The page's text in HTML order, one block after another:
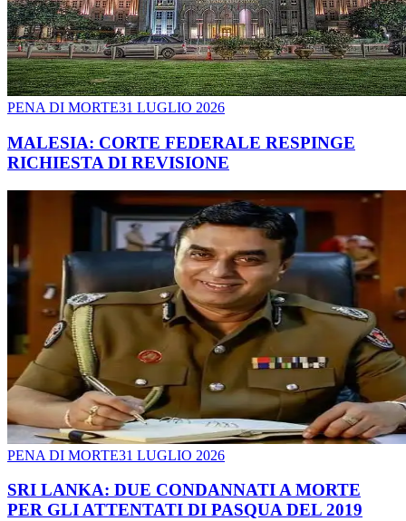
PENA DI MORTE31 LUGLIO 2026
MALESIA: CORTE FEDERALE RESPINGE
RICHIESTA DI REVISIONE
PENA DI MORTE31 LUGLIO 2026
SRI LANKA: DUE CONDANNATI A MORTE
PER GLI ATTENTATI DI PASQUA DEL 2019